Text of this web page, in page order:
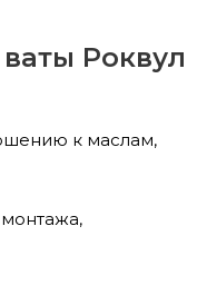
Роквул
к маслам,